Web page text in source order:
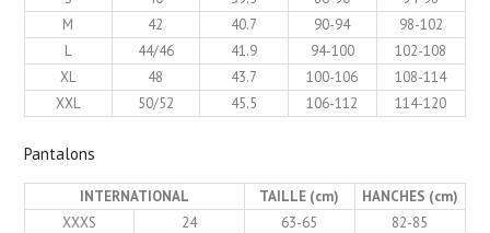
M
42 40.7 90-94
98-102
L
44/46 41.9 94-100
102-108
XL
48 43.7 100-106
108-114
XXL
50/52 45.5 106-112 114-120
Pantalons
INTERNATIONAL TAILLE (cm)
HANCHES (cm)
XXXS
24 63-65
82-85